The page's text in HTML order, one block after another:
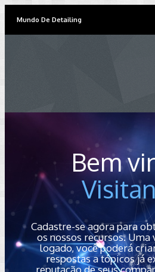
Mundo De Detailing
Bem
Cadastre-se agora para
os nossos recursos. Uma
logado, você poderá
respostas a tópicos já
reputação de seus